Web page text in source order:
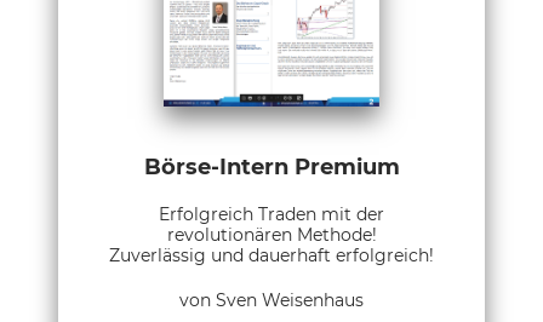
Börse-Intern Premium
Erfolgreich Traden mit der
revolutionären Methode!
Zuverlässig und dauerhaft erfolgreich!
von Sven Weisenhaus